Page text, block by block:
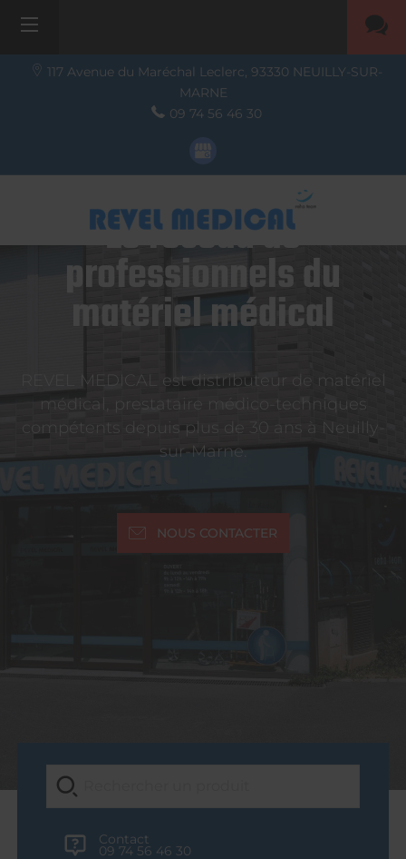
117 Avenue du Maréchal Leclerc, 93330 NEUILLY-SUR-
MARNE
09 74 56 46 30
Le réseau de
professionnels du
matériel médical
REVEL MEDICAL est distributeur de matériel
médical, prestataire médico-techniques
compétents depuis plus de 30 ans à Neuilly-
sur-Marne.
NOUS CONTACTER
Contact
09 74 56 46 30